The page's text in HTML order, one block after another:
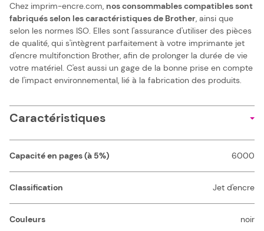
Chez imprim-encre.com, nos consommables compatibles sont
fabriqués selon les caractéristiques de Brother, ainsi que
selon les normes ISO. Elles sont l'assurance d'utiliser des pièces
de qualité, qui s'intègrent parfaitement à votre imprimante jet
d'encre multifonction Brother, afin de prolonger la durée de vie
votre matériel. C'est aussi un gage de la bonne prise en compte
de l'impact environnemental, lié à la fabrication des produits.
Caractéristiques
Capacité en pages (à 5%) 6000
Classification Jet d'encre
Couleurs noir